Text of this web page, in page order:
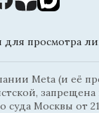
для просмотра
Meta (и её
Москвы от